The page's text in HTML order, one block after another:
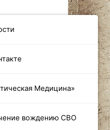
Медицина»
вождению СВО